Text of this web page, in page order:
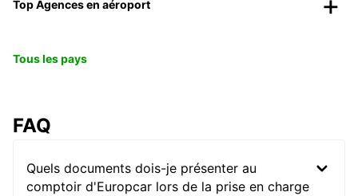
Top Agences en aéroport
Tous les pays
FAQ
Quels documents dois-je présenter au
comptoir d'Europcar lors de la prise en charge